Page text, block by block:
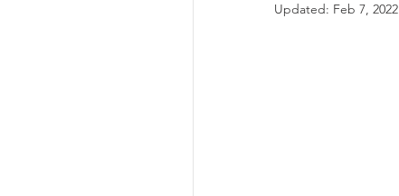
Updated: Feb 7, 2022